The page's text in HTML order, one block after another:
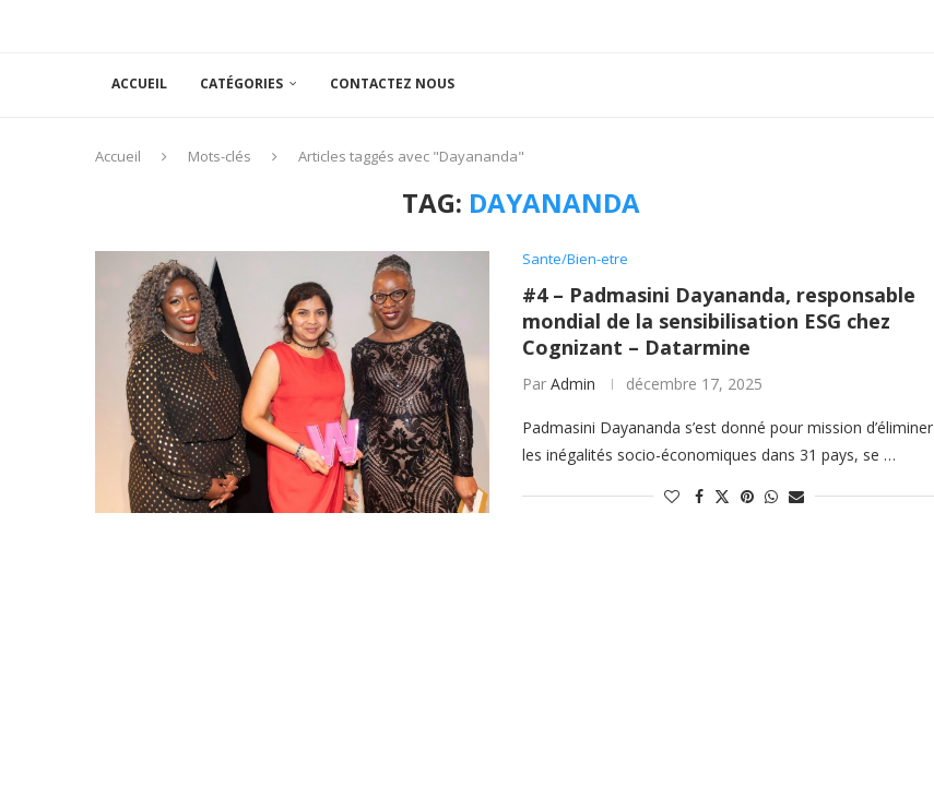
ACCUEIL CATÉGORIES CONTACTEZ NOUS
Accueil Mots-clés Articles taggés avec "Dayananda"
TAG: DAYANANDA
Sante/Bien-etre
#4 – Padmasini Dayananda, responsable
mondial de la sensibilisation ESG chez
Cognizant – Datarmine
Par Admin décembre 17, 2025
Padmasini Dayananda s’est donné pour mission d’éliminer
les inégalités socio-économiques dans 31 pays, se …